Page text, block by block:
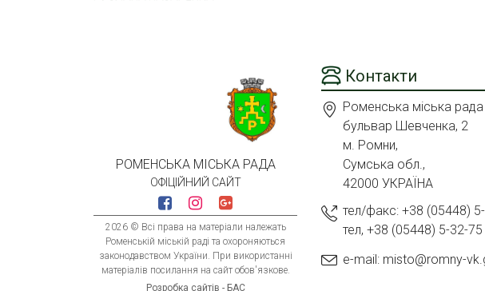
РОМЕНСЬКА МІСЬКА РАДА
ОФІЦІЙНИЙ САЙТ
2026 © Всі права на матеріали належать
Роменській міській раді та охороняються
законодавством України. При використанні
матеріалів посилання на сайт обов'язкове.
Розробка сайтів - БАС
Контакти
Роменська міська рада
бульвар Шевченка, 2
м. Ромни,
Сумська обл.,
42000 УКРАЇНА
тел/факс: +38 (05448)
тел, +38 (05448) 5-32-75
e-mail: misto@romny-